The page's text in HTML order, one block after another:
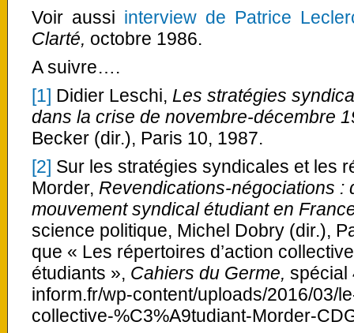
Voir aussi interview de Patrice
Clarté, octobre 1986.
A suivre….
[1] Didier Leschi, Les stratégies
dans la crise de novembre-décembre
Becker (dir.), Paris 10, 1987.
[2] Sur les stratégies syndicales et les
Morder, Revendications-négociations :
mouvement syndical étudiant en
science politique, Michel Dobry (dir.),
que « Les répertoires d’action
étudiants », Cahiers du Germe, spécial
inform.fr/wp-content/uploads/2016/03/
collective-%C3%A9tudiant-Morder-